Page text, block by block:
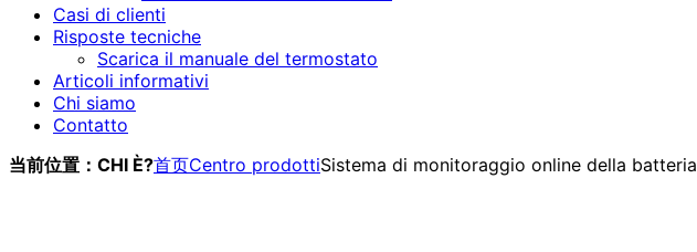
Casi di clienti
Risposte tecniche
Scarica il manuale del termostato
Articoli informativi
Chi siamo
Contatto
当前位置：CHI È?首页Centro prodottiSistema di monitoraggio online della batteria